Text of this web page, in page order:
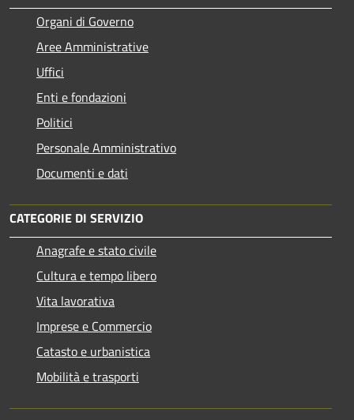
Organi di Governo
Aree Amministrative
Uffici
Enti e fondazioni
Politici
Personale Amministrativo
Documenti e dati
CATEGORIE DI SERVIZIO
Anagrafe e stato civile
Cultura e tempo libero
Vita lavorativa
Imprese e Commercio
Catasto e urbanistica
Mobilità e trasporti